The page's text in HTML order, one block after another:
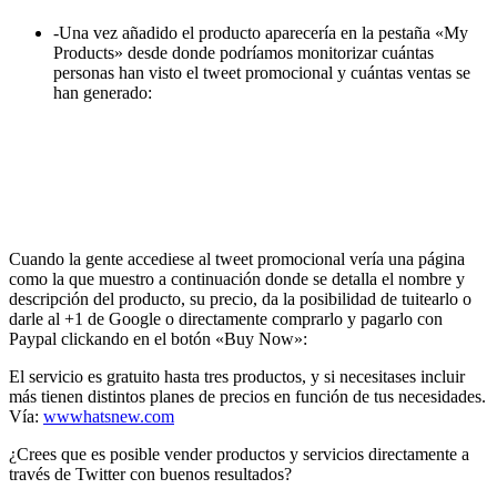
-Una vez añadido el producto aparecería en la pestaña «My
Products» desde donde podríamos monitorizar cuántas
personas han visto el tweet promocional y cuántas ventas se
han generado:
Cuando la gente accediese al tweet promocional vería una página
como la que muestro a continuación donde se detalla el nombre y
descripción del producto, su precio, da la posibilidad de tuitearlo o
darle al +1 de Google o directamente comprarlo y pagarlo con
Paypal clickando en el botón «Buy Now»:
El servicio es gratuito hasta tres productos, y si necesitases incluir
más tienen distintos planes de precios en función de tus necesidades.
Vía: wwwhatsnew.com
¿Crees que es posible vender productos y servicios directamente a
través de Twitter con buenos resultados?